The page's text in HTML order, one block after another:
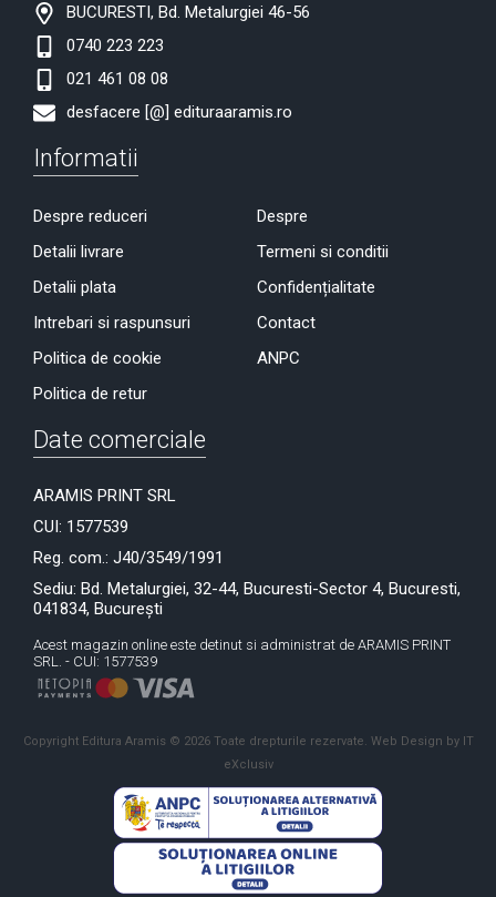
BUCURESTI, Bd. Metalurgiei 46-56
0740 223 223
021 461 08 08
desfacere [@] edituraaramis.ro
Informatii
Despre reduceri
Detalii livrare
Detalii plata
Intrebari si raspunsuri
Politica de cookie
Politica de retur
Despre
Termeni si conditii
Confidențialitate
Contact
ANPC
Date comerciale
ARAMIS PRINT SRL
CUI: 1577539
Reg. com.: J40/3549/1991
Sediu: Bd. Metalurgiei, 32-44, Bucuresti-Sector 4, Bucuresti,
041834, București
Acest magazin online este detinut si administrat de ARAMIS PRINT
SRL. - CUI: 1577539
Copyright Editura Aramis © 2026 Toate drepturile rezervate. Web Design by IT
eXclusiv